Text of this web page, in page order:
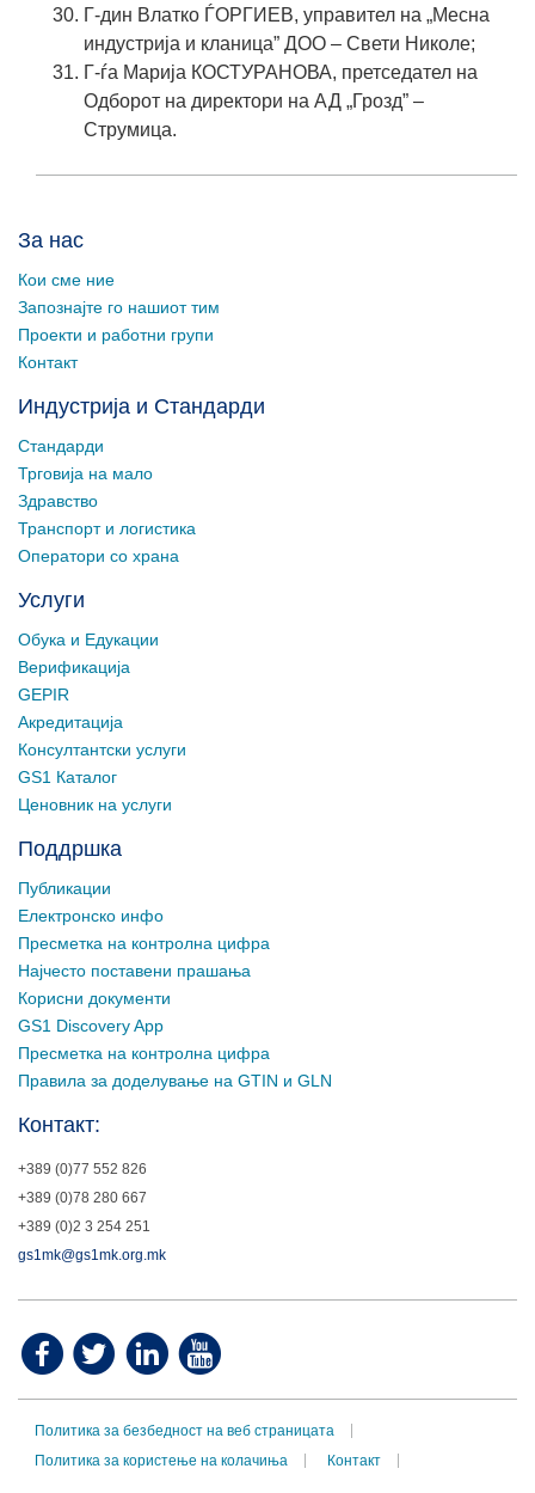
Г-дин Влатко ЃОРГИЕВ, управител на „Месна
индустрија и кланица” ДОО – Свети Николе;
Г-ѓа Марија КОСТУРАНОВА, претседател на
Одборот на директори на АД „Грозд” –
Струмица.
За нас
Кои сме ние
Запознајте го нашиот тим
Проекти и работни групи
Контакт
Индустрија и Стандарди
Стандарди
Трговија на мало
Здравство
Транспорт и логистика
Оператори со храна
Услуги
Обука и Едукации
Верификација
GEPIR
Акредитација
Консултантски услуги
GS1 Каталог
Ценовник на услуги
Поддршка
Публикации
Електронско инфо
Пресметка на контролна цифра
Најчесто поставени прашања
Корисни документи
GS1 Discovery App
Пресметка на контролна цифра
Правила за доделување на GTIN и GLN
Контакт:
+389 (0)77 552 826
+389 (0)78 280 667
+389 (0)2 3 254 251
gs1mk@gs1mk.org.mk
Политика за безбедност на веб страницата
Политика за користење на колачиња
Контакт